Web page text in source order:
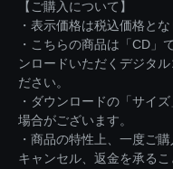
【ご購入について】
・表示価格は税込価格とな
・こちらの商品は「CD」
ンロードいただくデジタ
ださい。
・ダウンロードの「サイ
場合がございます。
・商品の特性上、一度ご
キャンセル、返金を承るこ